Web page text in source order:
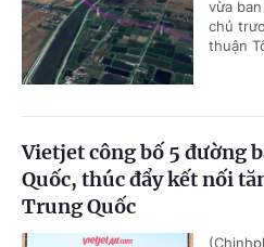
vừa
chủ
thuận
Vietjet công bố 5 đường
Quốc, thúc đẩy kết nối
Trung Quốc